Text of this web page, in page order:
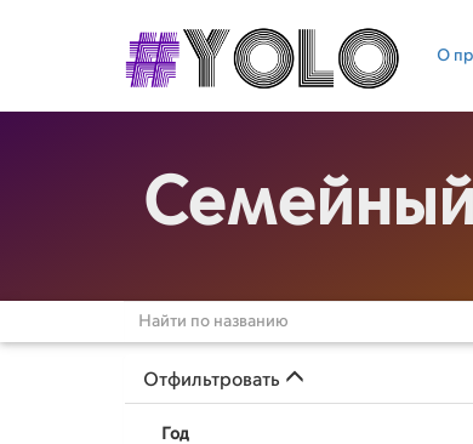
О
Семейный
Отфильтровать
Год